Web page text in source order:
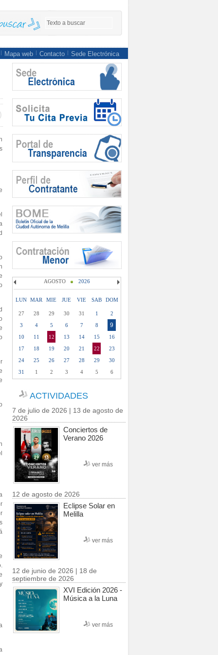
Mapa web Contacto Sede Electrónica
AGOSTO 2026
LUN MAR MIE JUE VIE SAB DOM
27 28 29 30 31 1
2
3
4 5 6 7 8 9
10 11 12 13 14 15
16
17
18 19 20 21 22
23
24
25 26 27 28 29
30
31
1 2 3 4 5 6
ACTIVIDADES
7 de julio de 2026 | 13 de agosto de
2026
Conciertos de
Verano 2026
ver más
12 de agosto de 2026
Eclipse Solar en
Melilla
ver más
12 de junio de 2026 | 18 de
septiembre de 2026
XVI Edición 2026 -
Música a la Luna
ver más